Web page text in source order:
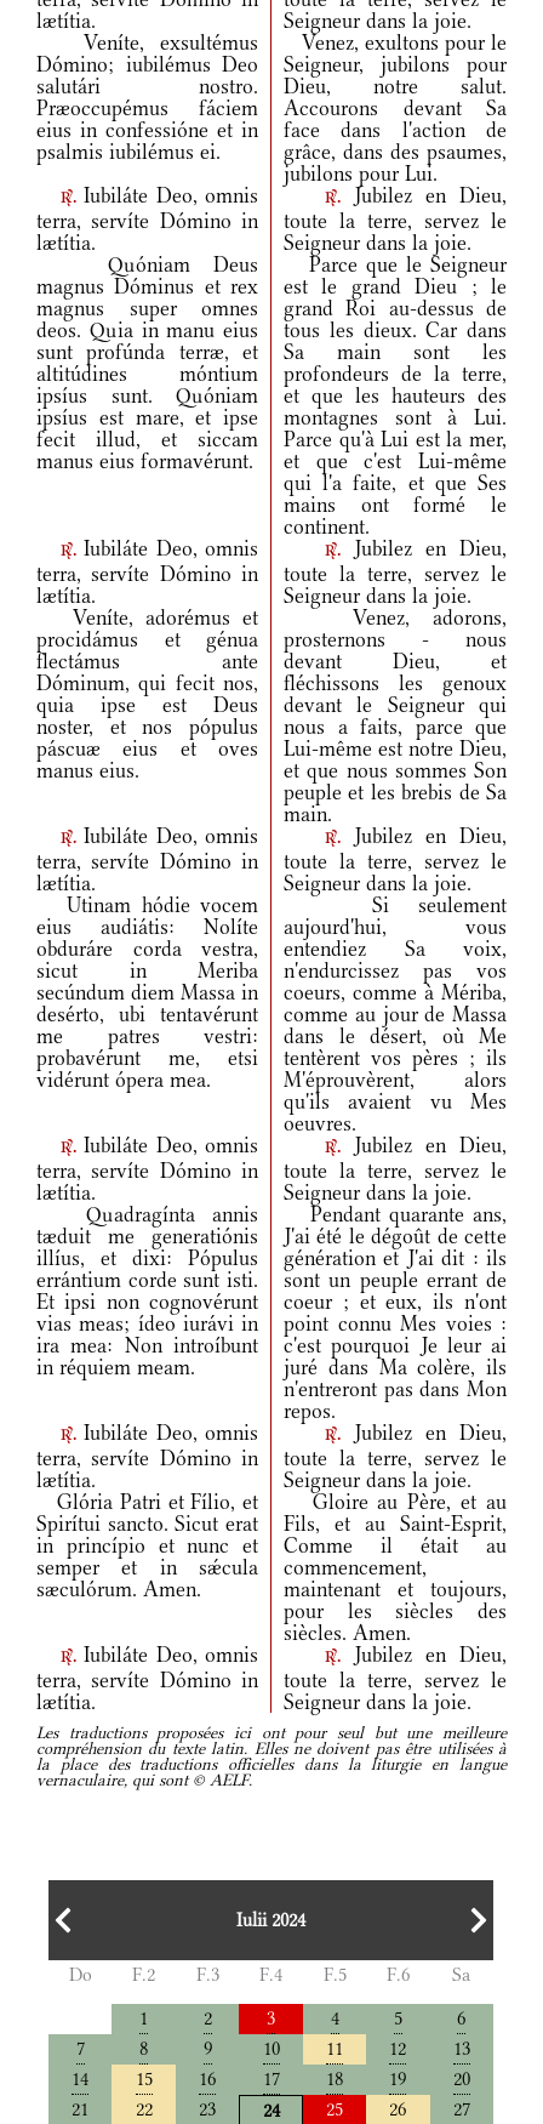
lætítia.
Seigneur dans la joie.
Veníte, exsultémus
Dómino; iubilémus Deo
salutári nostro.
Præoccupémus fáciem
eius in confessióne et in
psalmis iubilémus ei.
Venez, exultons pour le
Seigneur, jubilons pour
Dieu, notre salut.
Accourons devant Sa
face dans l'action de
grâce, dans des psaumes,
jubilons pour Lui.
r.Iubiláte Deo, omnis
terra, servíte Dómino in
lætítia.
r.Jubilez en Dieu,
toute la terre, servez le
Seigneur dans la joie.
Quóniam Deus
magnus Dóminus et rex
magnus super omnes
deos. Quia in manu eius
sunt profúnda terræ, et
altitúdines móntium
ipsíus sunt. Quóniam
ipsíus est mare, et ipse
fecit illud, et siccam
manus eius formavérunt.
Parce que le Seigneur
est le grand Dieu ; le
grand Roi au-dessus de
tous les dieux. Car dans
Sa main sont les
profondeurs de la terre,
et que les hauteurs des
montagnes sont à Lui.
Parce qu'à Lui est la mer,
et que c'est Lui-même
qui l'a faite, et que Ses
mains ont formé le
continent.
r.Iubiláte Deo, omnis
terra, servíte Dómino in
lætítia.
r.Jubilez en Dieu,
toute la terre, servez le
Seigneur dans la joie.
Veníte, adorémus et
procidámus et génua
flectámus ante
Dóminum, qui fecit nos,
quia ipse est Deus
noster, et nos pópulus
páscuæ eius et oves
manus eius.
Venez, adorons,
prosternons - nous
devant Dieu, et
fléchissons les genoux
devant le Seigneur qui
nous a faits, parce que
Lui-même est notre Dieu,
et que nous sommes Son
peuple et les brebis de Sa
main.
r.Iubiláte Deo, omnis
terra, servíte Dómino in
lætítia.
r.Jubilez en Dieu,
toute la terre, servez le
Seigneur dans la joie.
Utinam hódie vocem
eius audiátis: Nolíte
obduráre corda vestra,
sicut in Meriba
secúndum diem Massa in
desérto, ubi tentavérunt
me patres vestri:
probavérunt me, etsi
vidérunt ópera mea.
Si seulement
aujourd'hui, vous
entendiez Sa voix,
n'endurcissez pas vos
coeurs, comme à Mériba,
comme au jour de Massa
dans le désert, où Me
tentèrent vos pères ; ils
M'éprouvèrent, alors
qu'ils avaient vu Mes
oeuvres.
r.Iubiláte Deo, omnis
terra, servíte Dómino in
lætítia.
r.Jubilez en Dieu,
toute la terre, servez le
Seigneur dans la joie.
Quadragínta annis
tæduit me generatiónis
illíus, et dixi: Pópulus
errántium corde sunt isti.
Et ipsi non cognovérunt
vias meas; ídeo iurávi in
ira mea: Non introíbunt
in réquiem meam.
Pendant quarante ans,
J'ai été le dégoût de cette
génération et J'ai dit : ils
sont un peuple errant de
coeur ; et eux, ils n'ont
point connu Mes voies :
c'est pourquoi Je leur ai
juré dans Ma colère, ils
n'entreront pas dans Mon
repos.
r.Iubiláte Deo, omnis
terra, servíte Dómino in
lætítia.
r.Jubilez en Dieu,
toute la terre, servez le
Seigneur dans la joie.
Glória Patri et Fílio, et
Spirítui sancto. Sicut erat
in princípio et nunc et
semper et in sǽcula
sæculórum. Amen.
Gloire au Père, et au
Fils, et au Saint-Esprit,
Comme il était au
commencement,
maintenant et toujours,
pour les siècles des
siècles. Amen.
r.Iubiláte Deo, omnis
terra, servíte Dómino in
lætítia.
r.Jubilez en Dieu,
toute la terre, servez le
Seigneur dans la joie.
Les traductions proposées ici ont pour seul but une meilleure
compréhension du texte latin. Elles ne doivent pas être utilisées à
la place des traductions officielles dans la liturgie en langue
vernaculaire, qui sont © AELF.
Iulii 2024
Do F.2 F.3 F.4 F.5 F.6
Sa
1
2 3 4 5
6
7
8 9 10 11 12
13
14
15 16 17 18 19
20
21
22 23 24 25 26 27